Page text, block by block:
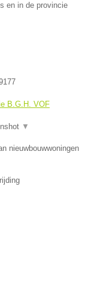
en in de provincie
B.G.H. VOF
▼
nieuwbouwwoningen